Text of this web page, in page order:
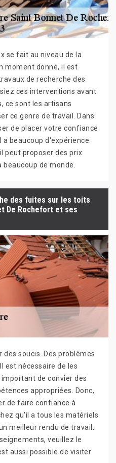
se fait au niveau de la
moment donné, il est
de recherche des
ces interventions avant
ce sont les artisans
ce genre de travail. Dans
de placer votre confiance
a beaucoup d'expérience
peut proposer des prix
de monde.
des fuites sur les toits
De Rochefort et ses
soucis. Des problèmes
est nécessaire de les
de convier des
appropriées. Donc,
de faire confiance à
qu'il a tous les matériels
meilleur rendu de travail.
veuillez le
aussi possible de visiter